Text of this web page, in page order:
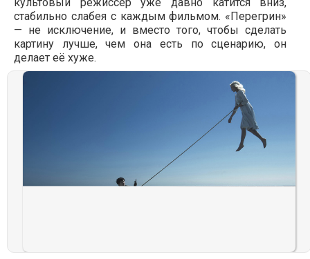
стабильно слабея с каждым фильмом. «Перегрин»
— не исключение, и вместо того, чтобы сделать
картину лучше, чем она есть по сценарию, он
делает её хуже.